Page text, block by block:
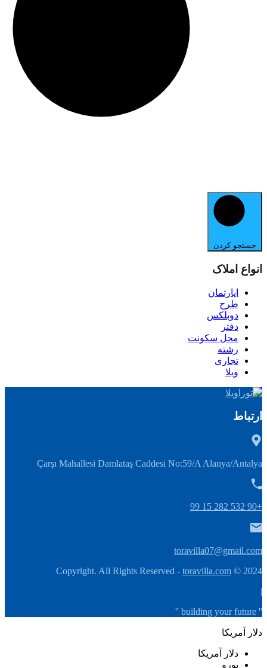
جستجو کردن
انواع املاک
اپارتمان
طرح
دوبلکس
دفتر
محل سکونت
رشته
تجاری
ویلا
ارتباط
Çarşı Mahallesi Damlataş Caddesi No:59/A Alanya/Antalya
+90 532 282 15 99
toravilla07@gmail.com
2024 © Copyright. All Rights Reserved -
toravilla.com
|
'' building your future ''
دلار آمریکا
دلار آمریکا
یورو